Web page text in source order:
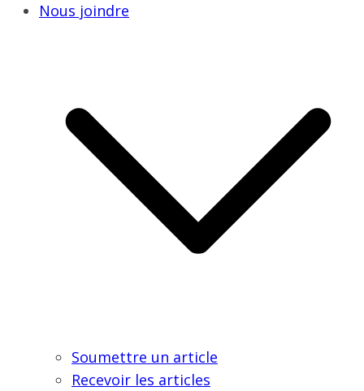
Nous joindre
Soumettre un article
Recevoir les articles